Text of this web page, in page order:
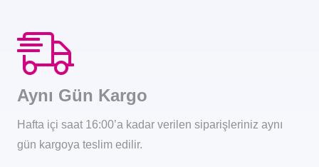
Aynı Gün Kargo
Hafta içi saat 16:00’a kadar verilen siparişleriniz aynı
gün kargoya teslim edilir.